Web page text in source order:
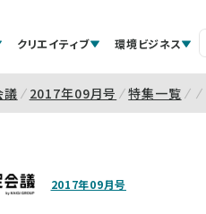
クリエイティブ 環境ビジネス
議 2017年09月号 特集一覧
2017年09月号